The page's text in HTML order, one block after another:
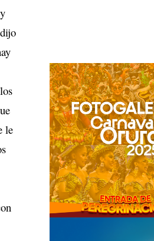
le